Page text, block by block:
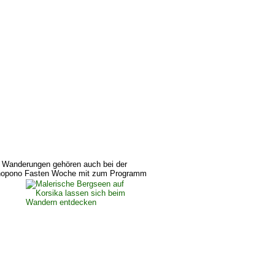
gehören auch bei der
Fasten Woche mit zum Programm